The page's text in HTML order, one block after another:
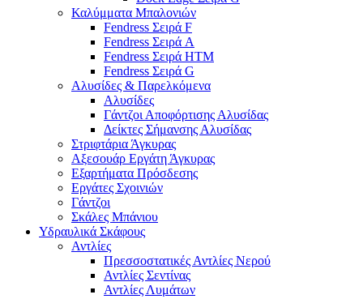
Καλύμματα Μπαλονιών
Fendress Σειρά F
Fendress Σειρά A
Fendress Σειρά HTM
Fendress Σειρά G
Αλυσίδες & Παρελκόμενα
Αλυσίδες
Γάντζοι Αποφόρτισης Αλυσίδας
Δείκτες Σήμανσης Αλυσίδας
Στριφτάρια Άγκυρας
Αξεσουάρ Εργάτη Άγκυρας
Εξαρτήματα Πρόσδεσης
Εργάτες Σχοινιών
Γάντζοι
Σκάλες Μπάνιου
Υδραυλικά Σκάφους
Αντλίες
Πρεσσοστατικές Αντλίες Νερού
Αντλίες Σεντίνας
Αντλίες Λυμάτων